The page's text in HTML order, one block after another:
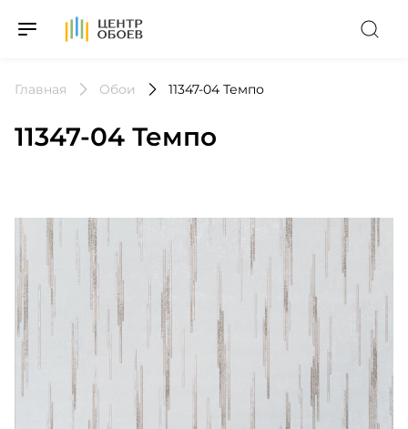
На Главную
Главная Обои 11347-04 Темпо
11347-04 Темпо